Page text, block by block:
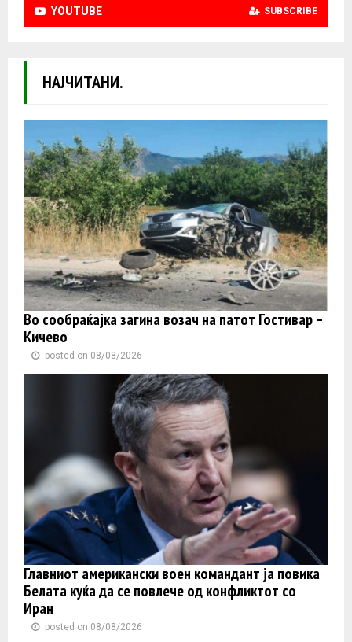
YOUTUBE SUBSCRIBE
НАЈЧИТАНИ.
Во сообраќајка загина возач на патот Гостивар –
Кичево
posted on 08/08/2026
Главниот американски воен командант ја повика
Белата куќа да се повлече од конфликтот со
Иран
posted on 08/08/2026